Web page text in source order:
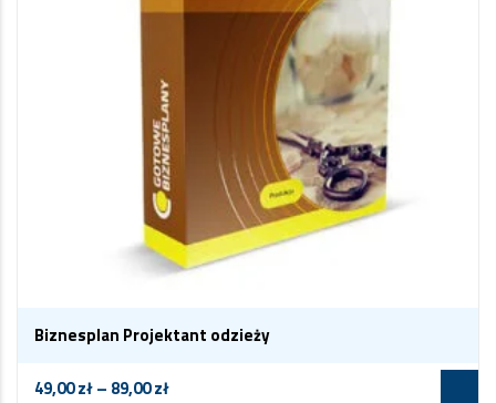
Biznesplan Projektant odzieży
49,00zł– 89,00zł